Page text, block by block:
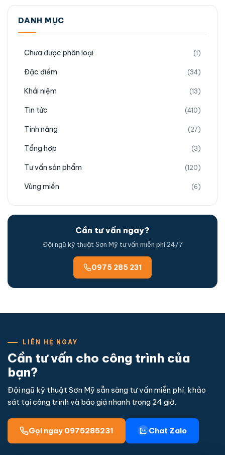
DANH MỤC
Chưa được phân loại (1)
Đặc điểm (34)
Khái niệm (13)
Tin tức (410)
Tính năng (27)
Tổng hợp (3)
Tư vấn sản phẩm (120)
Vùng miền (6)
Cần tư vấn ngay?
Đội ngũ kỹ thuật Sơn Mỹ tư vấn miễn phí 24/7
0975 285 231
LIÊN HỆ NGAY
Cần tư vấn cho công trình của
bạn?
Đội ngũ kỹ thuật Sơn Mỹ sẵn sàng tư vấn miễn phí, khảo
sát tại công trình và báo giá nhanh trong 24 giờ.
Gọi ngay 0975285231 Chat Zalo